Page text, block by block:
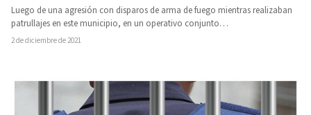
Luego de una agresión con disparos de arma de fuego mientras realizaban
patrullajes en este municipio, en un operativo conjunto…
2 de diciembre de 2021